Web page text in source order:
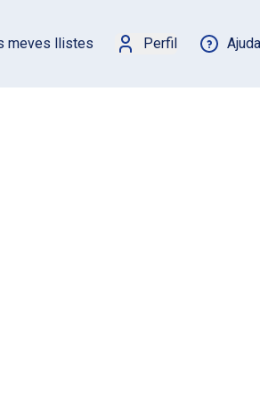
meves llistes Perfil Ajuda